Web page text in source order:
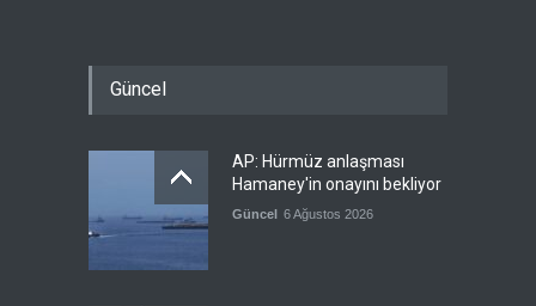
Güncel
AP: Hürmüz anlaşması
Hamaney'in onayını bekliyor
Güncel 6 Ağustos 2026